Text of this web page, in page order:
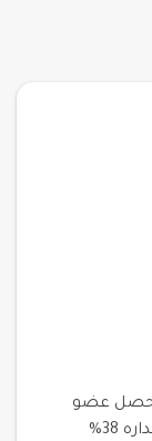
عضو